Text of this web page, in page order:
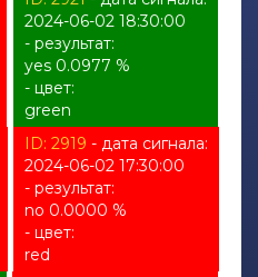
2024-06-02 18:30:00
- результат:
yes 0.0977 %
- цвет:
green
ID: 2919 - дата сигнала:
2024-06-02 17:30:00
- результат:
no 0.0000 %
- цвет:
red